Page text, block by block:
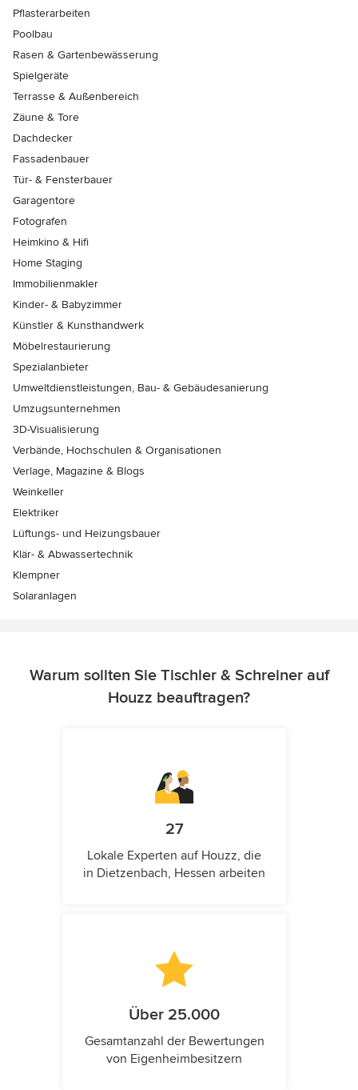
Pflasterarbeiten
Poolbau
Rasen & Gartenbewässerung
Spielgeräte
Terrasse & Außenbereich
Zäune & Tore
Dachdecker
Fassadenbauer
Tür- & Fensterbauer
Garagentore
Fotografen
Heimkino & Hifi
Home Staging
Immobilienmakler
Kinder- & Babyzimmer
Künstler & Kunsthandwerk
Möbelrestaurierung
Spezialanbieter
Umweltdienstleistungen, Bau- & Gebäudesanierung
Umzugsunternehmen
3D-Visualisierung
Verbände, Hochschulen & Organisationen
Verlage, Magazine & Blogs
Weinkeller
Elektriker
Lüftungs- und Heizungsbauer
Klär- & Abwassertechnik
Klempner
Solaranlagen
Warum sollten Sie Tischler & Schreiner auf
Houzz beauftragen?
27
Lokale Experten auf Houzz, die
in Dietzenbach, Hessen arbeiten
Über 25.000
Gesamtanzahl der Bewertungen
von Eigenheimbesitzern